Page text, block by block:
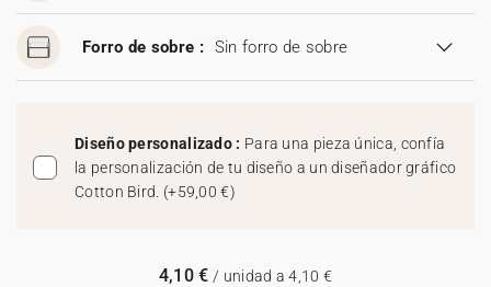
Forro de sobre : Sin forro de sobre
Diseño personalizado : Para una pieza única, confía
la personalización de tu diseño a un diseñador gráfico
Cotton Bird. (+59,00 €)
4,10 € / unidad a 4,10 €